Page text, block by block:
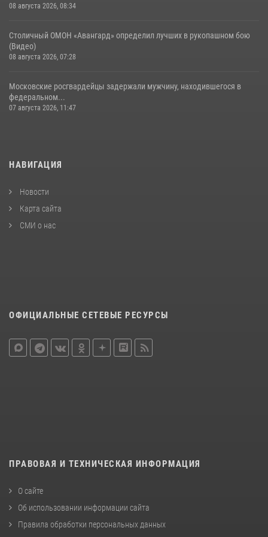
08 августа 2026, 08:34
Столичный ОМОН «Авангард» определил лучших в рукопашном бою
(Видео)
08 августа 2026, 07:28
Московские росгвардейцы задержали мужчину, находившегося в
федеральном...
07 августа 2026, 11:47
НАВИГАЦИЯ
Новости
Карта сайта
СМИ о нас
ОФИЦИАЛЬНЫЕ СЕТЕВЫЕ РЕСУРСЫ
ПРАВОВАЯ И ТЕХНИЧЕСКАЯ ИНФОРМАЦИЯ
О сайте
Об использовании информации сайта
Правила обработки персональных данных